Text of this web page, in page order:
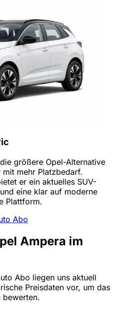
größere Opel-Alternative
mehr Platzbedarf.
er ein aktuelles SUV-
eine klar auf moderne
Plattform.
Abo
Ampera im
Abo liegen uns aktuell
Preisdaten vor, um das
bewerten.